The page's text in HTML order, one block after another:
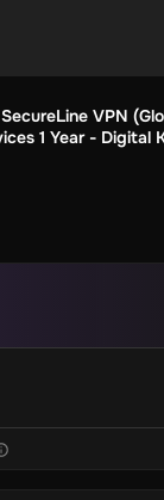
VPN
1 Year - Digital